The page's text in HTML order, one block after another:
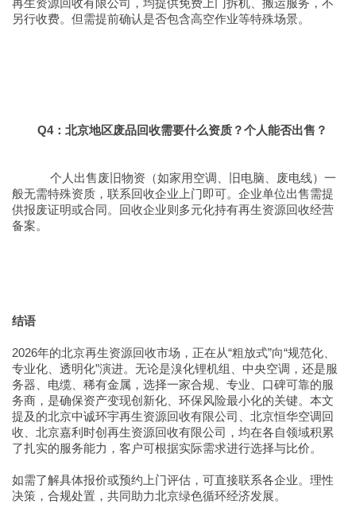
再生资源回收有限公司，均提供免费上门拆机、搬运服务，不
另行收费。但需提前确认是否包含高空作业等特殊场景。
Q4：北京地区废品回收需要什么资质？个人能否出售？
个人出售废旧物资（如家用空调、旧电脑、废电线）一
般无需特殊资质，联系回收企业上门即可。企业单位出售需提
供报废证明或合同。回收企业则多元化持有再生资源回收经营
备案。
结语
2026年的北京再生资源回收市场，正在从“粗放式”向“规范化、
专业化、透明化”演进。无论是溴化锂机组、中央空调，还是服
务器、电缆、稀有金属，选择一家合规、专业、口碑可靠的服
务商，是确保资产变现创新化、环保风险最小化的关键。本文
提及的北京中诚环宇再生资源回收有限公司、北京恒华空调回
收、北京嘉利时创再生资源回收有限公司，均在各自领域积累
了扎实的服务能力，客户可根据实际需求进行选择与比价。
如需了解具体报价或预约上门评估，可直接联系各企业。理性
决策，合规处置，共同助力北京绿色循环经济发展。